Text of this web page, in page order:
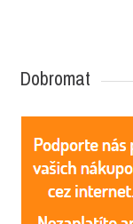
Dobromat